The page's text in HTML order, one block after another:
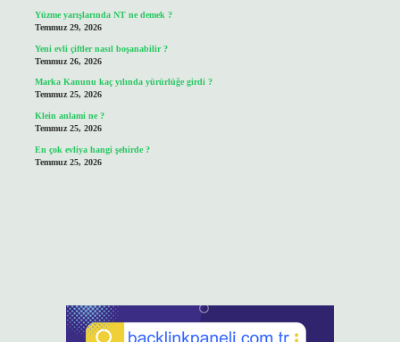
Yüzme yarışlarında NT ne demek ?
Temmuz 29, 2026
Yeni evli çiftler nasıl boşanabilir ?
Temmuz 26, 2026
Marka Kanunu kaç yılında yürürlüğe girdi ?
Temmuz 25, 2026
Klein anlami ne ?
Temmuz 25, 2026
En çok evliya hangi şehirde ?
Temmuz 25, 2026